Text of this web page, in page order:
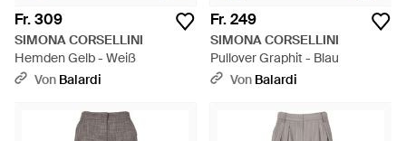
Fr. 309
SIMONA CORSELLINI
Hemden Gelb - Weiß
Von Balardi
Fr. 249
SIMONA CORSELLINI
Pullover Graphit - Blau
Von Balardi